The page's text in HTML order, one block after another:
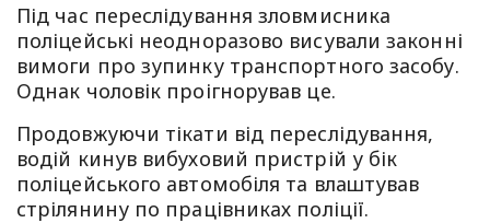
Під час переслідування зловмисника
поліцейські неодноразово висували законні
вимоги про зупинку транспортного засобу.
Однак чоловік проігнорував це.
Продовжуючи тікати від переслідування,
водій кинув вибуховий пристрій у бік
поліцейського автомобіля та влаштував
стрілянину по працівниках поліції.